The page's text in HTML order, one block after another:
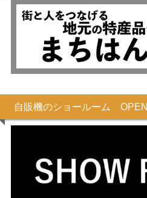
自販機のショールーム OPEN